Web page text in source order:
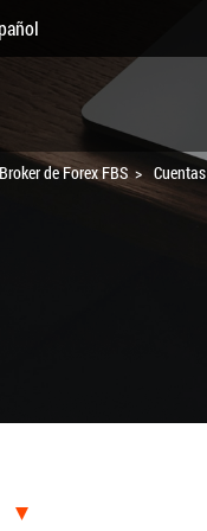
Broker de Forex FBS